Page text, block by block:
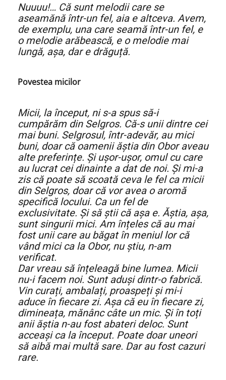
Nuuuu!… Că sunt melodii care se
aseamănă într-un fel, aia e altceva. Avem,
de exemplu, una care seamă într-un fel, e
o melodie arăbească, e o melodie mai
lungă, așa, dar e drăguță.
Povestea micilor
Micii, la început, ni s-a spus să-i
cumpărăm din Selgros. Că-s unii dintre cei
mai buni. Selgrosul, într-adevăr, au mici
buni, doar că oamenii ăștia din Obor aveau
alte preferințe. Și ușor-ușor, omul cu care
au lucrat cei dinainte a dat de noi. Și mi-a
zis că poate să scoată ceva le fel ca micii
din Selgros, doar că vor avea o aromă
specifică locului. Ca un fel de
exclusivitate. Și să știi că așa e. Ăștia, așa,
sunt singurii mici. Am înțeles că au mai
fost unii care au băgat în meniul lor că
vând mici ca la Obor, nu știu, n-am
verificat.
Dar vreau să înțeleagă bine lumea. Micii
nu-i facem noi. Sunt aduși dintr-o fabrică.
Vin curați, ambalați, proaspeți și mi-i
aduce în fiecare zi. Așa că eu în fiecare zi,
dimineața, mănânc câte un mic. Și în toți
anii ăștia n-au fost abateri deloc. Sunt
acceași ca la început. Poate doar uneori
să aibă mai multă sare. Dar au fost cazuri
rare.